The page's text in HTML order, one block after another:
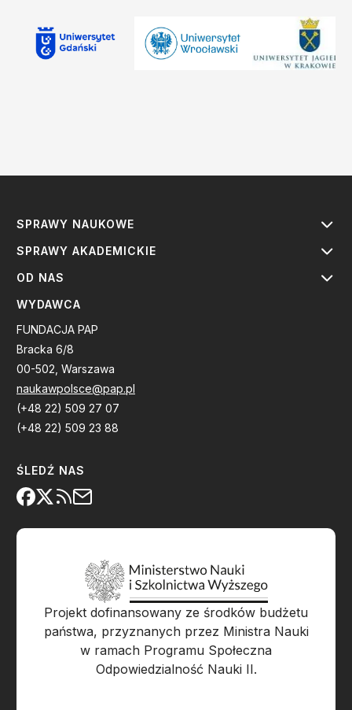
SPRAWY NAUKOWE
SPRAWY AKADEMICKIE
OD NAS
WYDAWCA
FUNDACJA PAP
Bracka 6/8
00-502, Warszawa
naukawpolsce@pap.pl
(+48 22) 509 27 07
(+48 22) 509 23 88
ŚLEDŹ NAS
Projekt dofinansowany ze środków budżetu
państwa, przyznanych przez Ministra Nauki
w ramach Programu Społeczna
Odpowiedzialność Nauki II.